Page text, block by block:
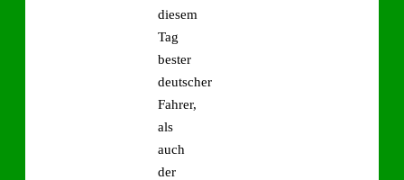
diesem
Tag
bester
deutscher
Fahrer,
als
auch
der